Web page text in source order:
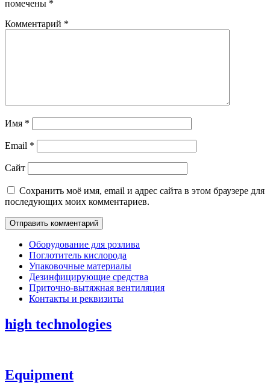
помечены *
Комментарий *
Имя *
Email *
Сайт
Сохранить моё имя, email и адрес сайта в этом браузере для
последующих моих комментариев.
Оборудование для розлива
Поглотитель кислорода
Упаковочные материалы
Дезинфицирующие средства
Приточно-вытяжная вентиляция
Контакты и реквизиты
high technologies
Equipment